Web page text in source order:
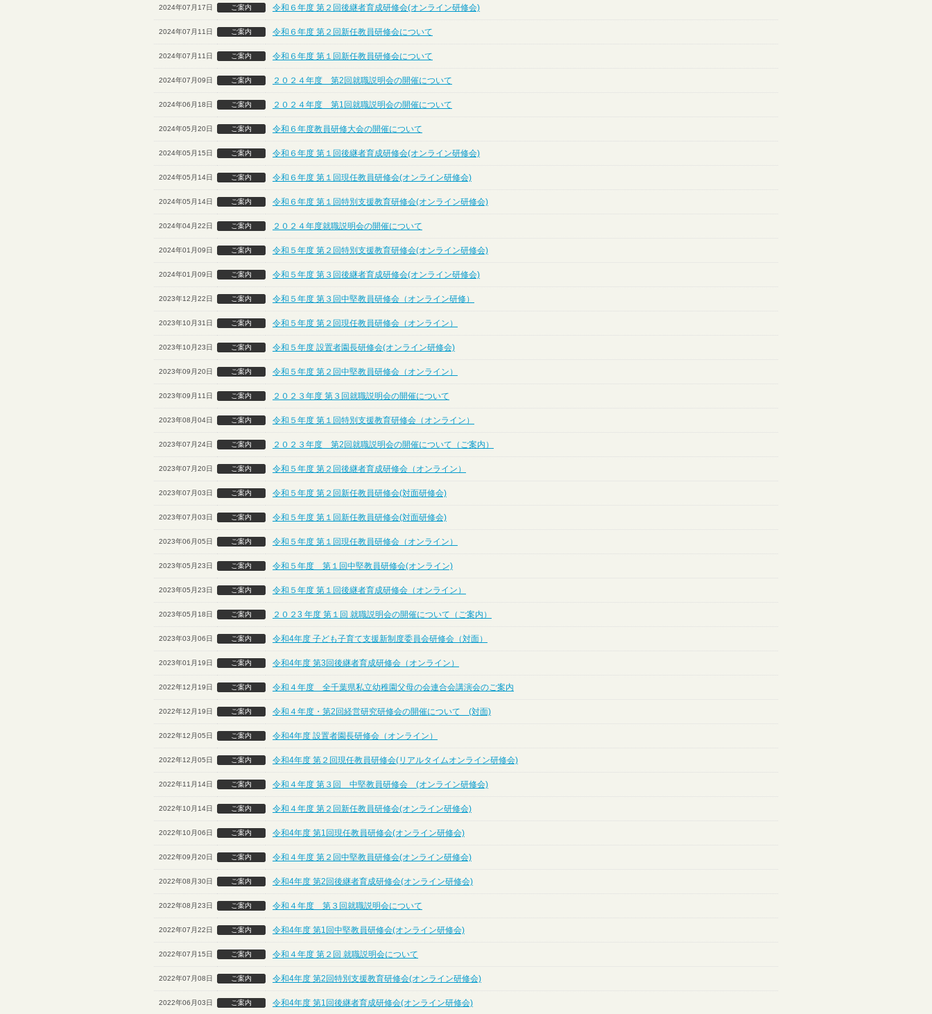
2024年07月17日 ご案内 令和６年度 第２回後継者育成研修会(オンライン研修会)
2024年07月11日 ご案内 令和６年度 第２回新任教員研修会について
2024年07月11日 ご案内 令和６年度 第１回新任教員研修会について
2024年07月09日 ご案内 ２０２４年度 第2回就職説明会の開催について
2024年06月18日 ご案内 ２０２４年度 第1回就職説明会の開催について
2024年05月20日 ご案内 令和６年度教員研修大会の開催について
2024年05月15日 ご案内 令和６年度 第１回後継者育成研修会(オンライン研修会)
2024年05月14日 ご案内 令和６年度 第１回現任教員研修会(オンライン研修会)
2024年05月14日 ご案内 令和６年度 第１回特別支援教育研修会(オンライン研修会)
2024年04月22日 ご案内 ２０２４年度就職説明会の開催について
2024年01月09日 ご案内 令和５年度 第２回特別支援教育研修会(オンライン研修会)
2024年01月09日 ご案内 令和５年度 第３回後継者育成研修会(オンライン研修会)
2023年12月22日 ご案内 令和５年度 第３回中堅教員研修会（オンライン研修）
2023年10月31日 ご案内 令和５年度 第２回現任教員研修会（オンライン）
2023年10月23日 ご案内 令和５年度 設置者園長研修会(オンライン研修会)
2023年09月20日 ご案内 令和５年度 第２回中堅教員研修会（オンライン）
2023年09月11日 ご案内 ２０２３年度 第３回就職説明会の開催について
2023年08月04日 ご案内 令和５年度 第１回特別支援教育研修会（オンライン）
2023年07月24日 ご案内 ２０２３年度 第2回就職説明会の開催について（ご案内）
2023年07月20日 ご案内 令和５年度 第２回後継者育成研修会（オンライン）
2023年07月03日 ご案内 令和５年度 第２回新任教員研修会(対面研修会)
2023年07月03日 ご案内 令和５年度 第１回新任教員研修会(対面研修会)
2023年06月05日 ご案内 令和５年度 第１回現任教員研修会（オンライン）
2023年05月23日 ご案内 令和５年度 第１回中堅教員研修会(オンライン)
2023年05月23日 ご案内 令和５年度 第１回後継者育成研修会（オンライン）
2023年05月18日 ご案内 ２０２3 年度 第１回 就職説明会の開催について（ご案内）
2023年03月06日 ご案内 令和4年度 子ども子育て支援新制度委員会研修会（対面）
2023年01月19日 ご案内 令和4年度 第3回後継者育成研修会（オンライン）
2022年12月19日 ご案内 令和４年度 全千葉県私立幼稚園父母の会連合会講演会のご案内
2022年12月19日 ご案内 令和４年度・第2回経営研究研修会の開催について (対面)
2022年12月05日 ご案内 令和4年度 設置者園長研修会（オンライン）
2022年12月05日 ご案内 令和4年度 第２回現任教員研修会(リアルタイムオンライン研修会)
2022年11月14日 ご案内 令和４年度 第３回 中堅教員研修会 (オンライン研修会)
2022年10月14日 ご案内 令和４年度 第２回新任教員研修会(オンライン研修会)
2022年10月06日 ご案内 令和4年度 第1回現任教員研修会(オンライン研修会)
2022年09月20日 ご案内 令和４年度 第２回中堅教員研修会(オンライン研修会)
2022年08月30日 ご案内 令和4年度 第2回後継者育成研修会(オンライン研修会)
2022年08月23日 ご案内 令和４年度 第３回就職説明会について
2022年07月22日 ご案内 令和4年度 第1回中堅教員研修会(オンライン研修会)
2022年07月15日 ご案内 令和４年度 第２回 就職説明会について
2022年07月08日 ご案内 令和4年度 第2回特別支援教育研修会(オンライン研修会)
2022年06月03日 ご案内 令和4年度 第1回後継者育成研修会(オンライン研修会)